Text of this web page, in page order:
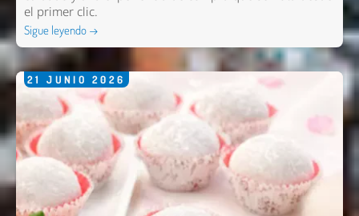
el primer clic.
Sigue leyendo →
21 JUNIO 2026